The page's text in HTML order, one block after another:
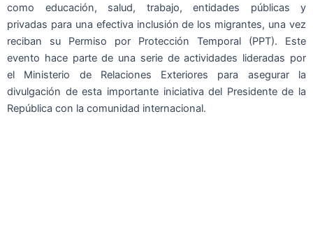
como educación, salud, trabajo, entidades públicas y
privadas para una efectiva inclusión de los migrantes, una vez
reciban su Permiso por Protección Temporal (PPT). Este
evento hace parte de una serie de actividades lideradas por
el Ministerio de Relaciones Exteriores para asegurar la
divulgación de esta importante iniciativa del Presidente de la
República con la comunidad internacional.